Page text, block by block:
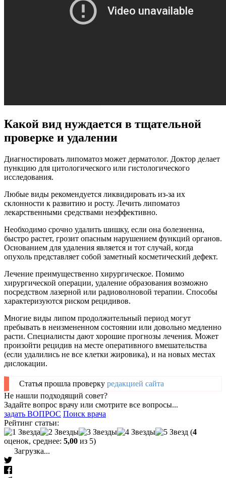
Какой вид нуждается в тщательной
проверке и удалении
Диагностировать липоматоз может дерматолог. Доктор делает
пункцию для цитологического или гистологического
исследования.
Любые виды рекомендуется ликвидировать из-за их
склонности к развитию и росту. Лечить липоматоз
лекарственными средствами неэффективно.
Необходимо срочно удалить шишку, если она болезненна,
быстро растет, грозит опасным нарушением функций органов.
Основанием для удаления является и тот случай, когда
опухоль представляет собой заметный косметический дефект.
Лечение преимущественно хирургическое. Помимо
хирургической операции, удаление образования возможно
посредством лазерной или радиоволновой терапии. Способы
характеризуются риском рецидивов.
Многие виды липом продолжительный период могут
пребывать в неизмененном состоянии или довольно медленно
расти. Специалисты дают хорошие прогнозы лечения. Может
произойти рецидив на месте оперативного вмешательства
(если удалились не все клетки жировика), и на новых местах
дислокации.
Статья прошла проверку редакцией сайта
Не нашли подходящий совет?
Задайте вопрос врачу или смотрите все вопросы...
задать ВОПРОС Поиск врача
Рейтинг статьи:
(4
оценок, среднее: 5,00 из 5)
Загрузка...